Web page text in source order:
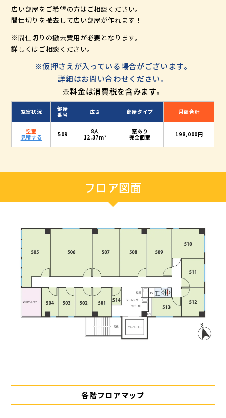
広い部屋をご希望の方はご相談ください。
間仕切りを撤去して広い部屋が作れます！
※間仕切りの撤去費用が必要となります。
詳しくはご相談ください。
※仮押さえが入っている場合がございます。
詳細はお問い合わせください。
※料金は消費税を含みます。
空室状況
部屋
番号
広さ 部屋タイプ 月額合計
空室
見積する
509
8人
12.37m2
窓あり
完全個室
198,000円
フロア図面
各階フロアマップ